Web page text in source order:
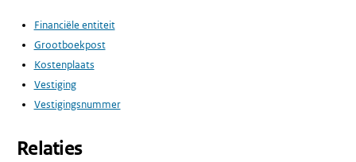
Financiële entiteit
Grootboekpost
Kostenplaats
Vestiging
Vestigingsnummer
Relaties